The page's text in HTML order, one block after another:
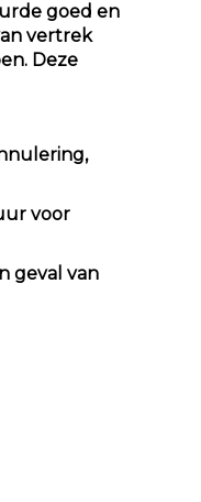
goed en
vertrek
Deze
voor
geval van